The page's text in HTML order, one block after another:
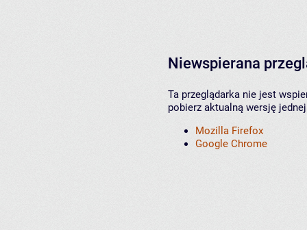
Niewspierana
Ta przeglądarka nie jest
pobierz aktualną wersję
Mozilla Firefox
Google Chrome